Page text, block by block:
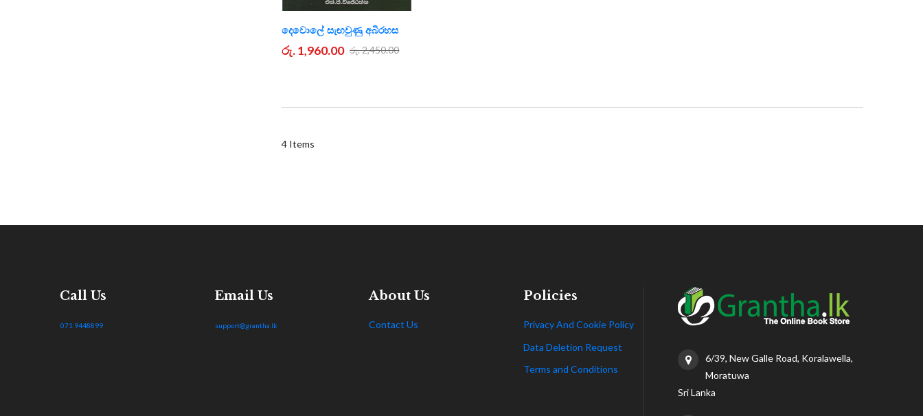
දෙවොලේ සැ ඟවුණු අබිරහස
රු. 1,960.00 රු. 2,450.00
4 Items
Call Us
071 9448899
Email Us
support@grantha.lk
About Us
Contact Us
Policies
Privacy And Cookie Policy
Data Deletion Request
Terms and Conditions
6/39, New Galle Road, Koralawella,
Moratuwa
Sri Lanka